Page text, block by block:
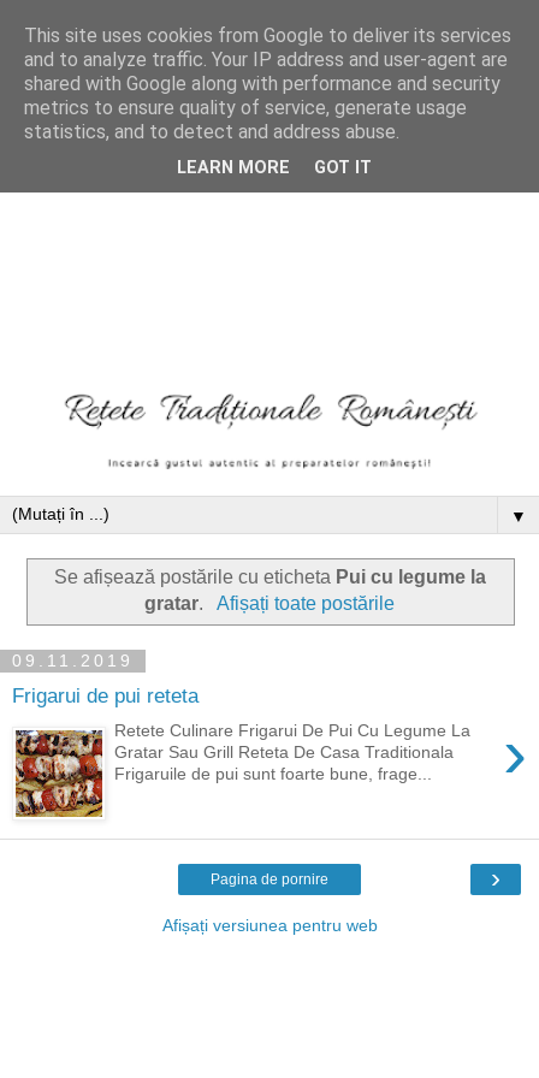
▼
Se afișează postările cu eticheta Pui cu legume la
gratar. Afișați toate postările
09.11.2019
Frigarui de pui reteta
›
Retete Culinare Frigarui De Pui Cu Legume La
Gratar Sau Grill Reteta De Casa Traditionala
Frigaruile de pui sunt foarte bune, frage...
›
Pagina de pornire
Afișați versiunea pentru web
This site uses cookies from Google to deliver its services
and to analyze traffic. Your IP address and user-agent are
shared with Google along with performance and security
metrics to ensure quality of service, generate usage
statistics, and to detect and address abuse.
LEARN MORE GOT IT